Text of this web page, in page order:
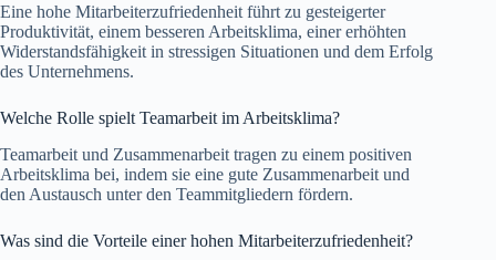
Eine hohe Mitarbeiterzufriedenheit führt zu gesteigerter
Produktivität, einem besseren Arbeitsklima, einer erhöhten
Widerstandsfähigkeit in stressigen Situationen und dem Erfolg
des Unternehmens.
Welche Rolle spielt Teamarbeit im Arbeitsklima?
Teamarbeit und Zusammenarbeit tragen zu einem positiven
Arbeitsklima bei, indem sie eine gute Zusammenarbeit und
den Austausch unter den Teammitgliedern fördern.
Was sind die Vorteile einer hohen Mitarbeiterzufriedenheit?